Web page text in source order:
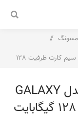
/
گوشی موبایل سامسونگ مدل Galaxy A23 دو سیم کارت ظرفیت 128
گوشی موبایل سامسونگ مدل GALAXY
A23 دو سیم کارت ظرفیت 128 گیگابایت